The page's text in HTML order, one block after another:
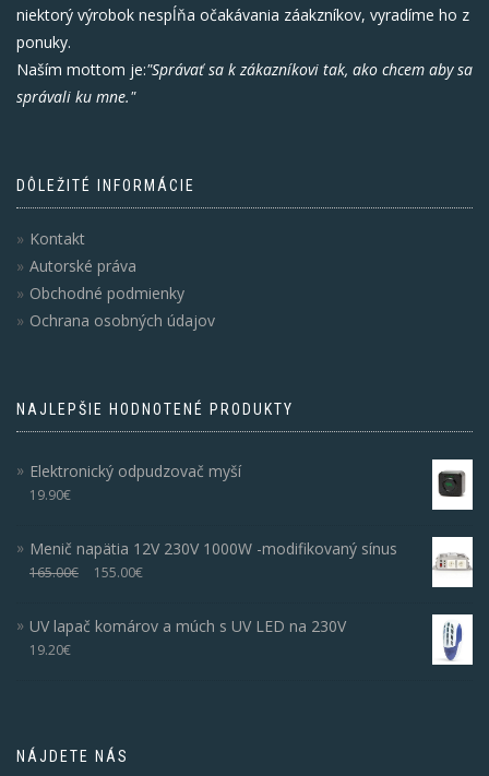
niektorý výrobok nespĺňa očakávania záakzníkov, vyradíme ho z
ponuky.
Naším mottom je:"Správať sa k zákazníkovi tak, ako chcem aby sa
správali ku mne."
DÔLEŽITÉ INFORMÁCIE
Kontakt
Autorské práva
Obchodné podmienky
Ochrana osobných údajov
NAJLEPŠIE HODNOTENÉ PRODUKTY
Elektronický odpudzovač myší
19.90€
Menič napätia 12V 230V 1000W -modifikovaný sínus
165.00€ 155.00€
UV lapač komárov a múch s UV LED na 230V
19.20€
NÁJDETE NÁS